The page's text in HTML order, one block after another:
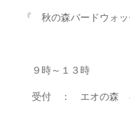
『 秋の森バードウ
９時～１３時
受付 ： エオの森 キ